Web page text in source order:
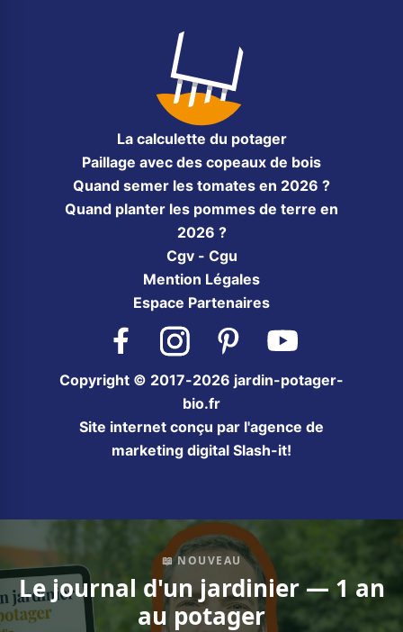
La calculette du potager
Paillage avec des copeaux de bois
Quand semer les tomates en 2026 ?
Quand planter les pommes de terre en
2026 ?
Cgv - Cgu
Mention Légales
Espace Partenaires
Facebook InstagramPinterest YouTube
Copyright © 2017-2026 jardin-potager-
bio.fr
Site internet conçu par l'agence de
marketing digital Slash-it!
📖 NOUVEAU
Le journal d'un jardinier — 1 an
au potager